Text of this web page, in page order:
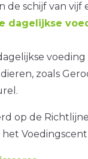
de schijf van vijf
dagelijkse
voeding
zoals
op de
het